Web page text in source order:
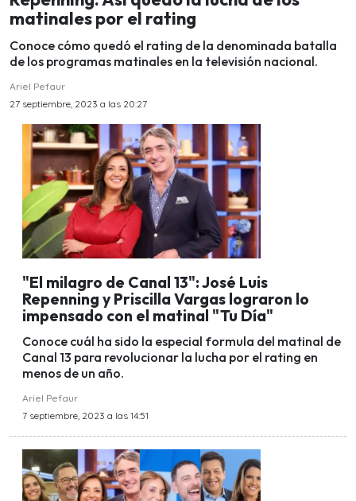
matinales por el rating
Conoce cómo quedó el rating de la denominada batalla
de los programas matinales en la televisión nacional.
Ariel Pefaur
27 septiembre, 2023 a las 20:27
"El milagro de Canal 13": José Luis
Repenning y Priscilla Vargas lograron lo
impensado con el matinal "Tu Día"
Conoce cuál ha sido la especial formula del matinal de
Canal 13 para revolucionar la lucha por el rating en
menos de un año.
Ariel Pefaur
7 septiembre, 2023 a las 14:51